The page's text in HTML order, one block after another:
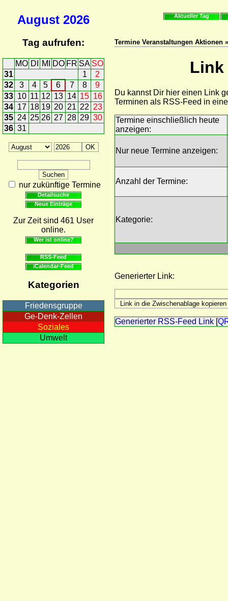
August 2026
Tag aufrufen:
MO DI MI DO FR SA SO
31
1
2
32
3 4 5 6 7 8
9
33 10 11 12 13 14 15 16
34 17 18 19 20 21 22 23
35 24 25 26 27 28 29 30
36 31
nur zukünftige Termine
Detailsuche
Neue Einträge
Zur Zeit sind 461 User
online.
Wer ist online?
RSS-Feed
iCalendar-Feed
Kategorien
Friedensgruppe
Ge-Denk-Zellen
Soziales
Umwelt
Aktueller Tag
Termine Veranstaltungen Aktionen
Link
Du kannst Dir hier einen Link
Terminen als RSS-Feed in
Termine einschließlich heute
anzeigen:
Nur neue Termine anzeigen:
Anzahl der Termine:
Kategorie:
Generierter Link:
Generierter RSS-Feed Link [